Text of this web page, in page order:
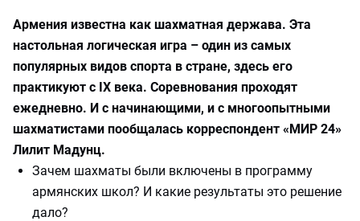
Армения известна как шахматная держава. Эта
настольная логическая игра – один из самых
популярных видов спорта в стране, здесь его
практикуют с IX века. Соревнования проходят
ежедневно. И с начинающими, и с многоопытными
шахматистами пообщалась корреспондент «МИР 24»
Лилит Мадунц.
Зачем шахматы были включены в программу
армянских школ? И какие результаты это решение
дало?